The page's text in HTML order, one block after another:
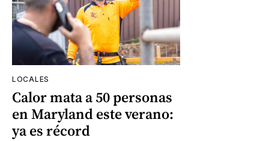
LOCALES
Calor mata a 50 personas
en Maryland este verano:
ya es récord